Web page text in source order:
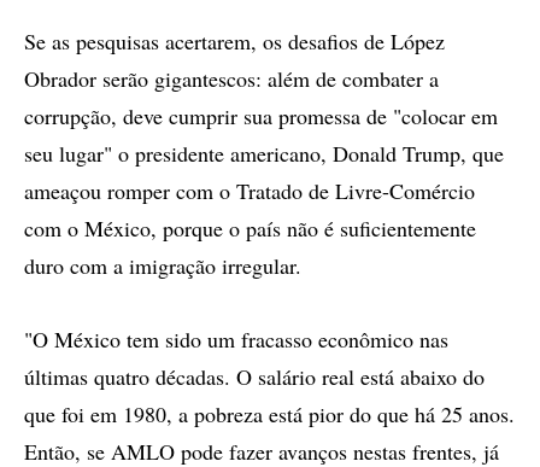
Se as pesquisas acertarem, os desafios de López
Obrador serão gigantescos: além de combater a
corrupção, deve cumprir sua promessa de "colocar em
seu lugar" o presidente americano, Donald Trump, que
ameaçou romper com o Tratado de Livre-Comércio
com o México, porque o país não é suficientemente
duro com a imigração irregular.
"O México tem sido um fracasso econômico nas
últimas quatro décadas. O salário real está abaixo do
que foi em 1980, a pobreza está pior do que há 25 anos.
Então, se AMLO pode fazer avanços nestas frentes, já